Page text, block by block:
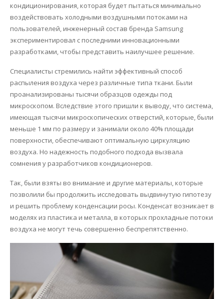
кондиционирования, которая будет пытаться минимально
воздействовать холодными воздушными потоками на
пользователей, инженерный состав бренда Samsung
экспериментировал с последними инновационными
разработками, чтобы представить наилучшее решение.
Специалисты стремились найти эффективный способ
распыления воздуха через различные типа ткани. Были
проанализированы тысячи образцов одежды под
микроскопом. Вследствие этого пришли к выводу, что система,
имеющая тысячи микроскопических отверстий, которые, были
меньше 1 мм по размеру и занимали около 40% площади
поверхности, обеспечивают оптимальную циркуляцию
воздуха. Но надежность подобного подхода вызвала
сомнения у разработчиков кондиционеров.
Так, были взяты во внимание и другие материалы, которые
позволили бы продолжить исследовать выдвинутую гипотезу
и решить проблему конденсации росы. Конденсат возникает в
моделях из пластика и металла, в которых прохладные потоки
воздуха не могут течь совершенно беспрепятственно.